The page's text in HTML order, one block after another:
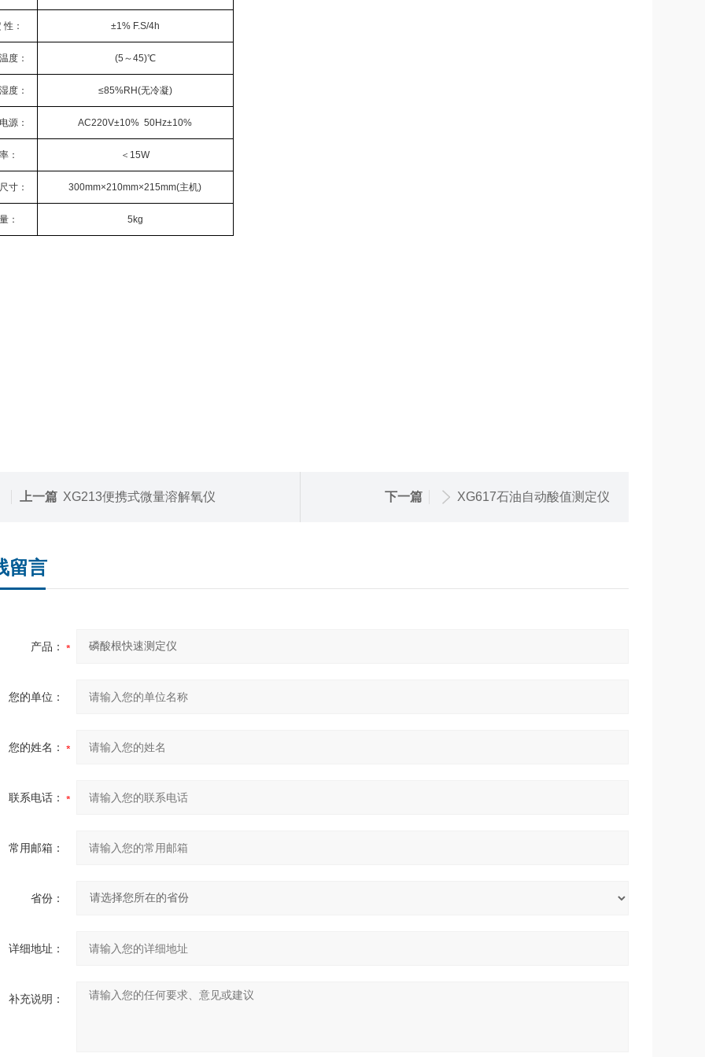
性： ±1% F.S/4h
度： (5～45)℃
度： ≤85%RH(无冷凝)
源： AC220V±10% 50Hz±10%
： ＜15W
寸： 300mm×210mm×215mm(主机)
： 5kg
上一篇 XG213便携式微量溶解氧仪 下一篇 XG617石油自动酸值测定仪
留言
产品：
您的单位：
您的姓名：
联系电话：
常用邮箱：
省份：
详细地址：
补充说明：